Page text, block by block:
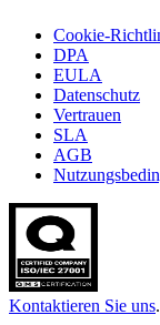
Cookie-
DPA
EULA
Datenschutz
Vertrauen
SLA
AGB
Kontaktieren Sie uns